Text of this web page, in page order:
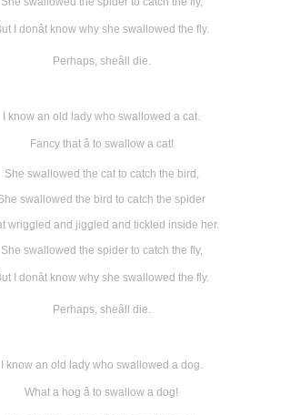
I donât know why she swallowed the fly.
Perhaps, sheâll die.
I know an old lady who swallowed a cat.
Fancy that â to swallow a cat!
She swallowed the cat to catch the bird,
swallowed the bird to catch the spider
wriggled and jiggled and tickled inside her.
She swallowed the spider to catch the fly,
I donât know why she swallowed the fly.
Perhaps, sheâll die.
I know an old lady who swallowed a dog.
What a hog â to swallow a dog!